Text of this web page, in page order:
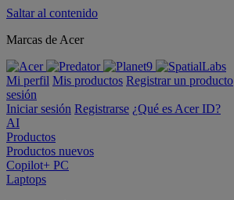
Saltar al contenido
Marcas de Acer
Mi perfil Mis productos Registrar un producto
sesión
Iniciar sesión Registrarse ¿Qué es Acer ID?
AI
Productos
Productos nuevos
Copilot+ PC
Laptops